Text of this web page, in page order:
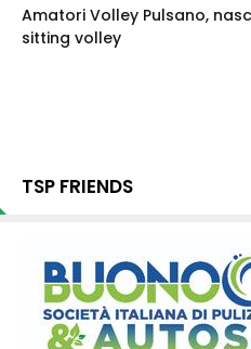
Amatori Volley Pulsano,
sitting volley
TSP FRIENDS